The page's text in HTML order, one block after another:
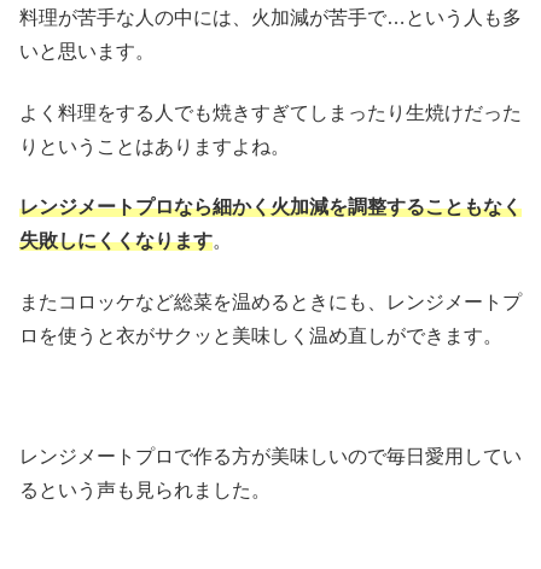
料理が苦手な人の中には、火加減が苦手で…という人も多
いと思います。
よく料理をする人でも焼きすぎてしまったり生焼けだった
りということはありますよね。
レンジメートプロなら細かく火加減を調整することもなく
失敗しにくくなります。
またコロッケなど総菜を温めるときにも、レンジメートプ
ロを使うと衣がサクッと美味しく温め直しができます。
レンジメートプロで作る方が美味しいので毎日愛用してい
るという声も見られました。